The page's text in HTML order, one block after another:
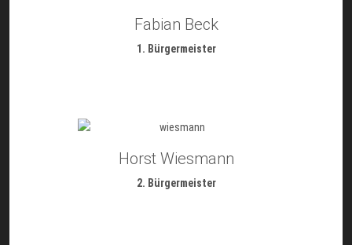
Fabian Beck
1. Bürgermeister
Horst Wiesmann
2. Bürgermeister